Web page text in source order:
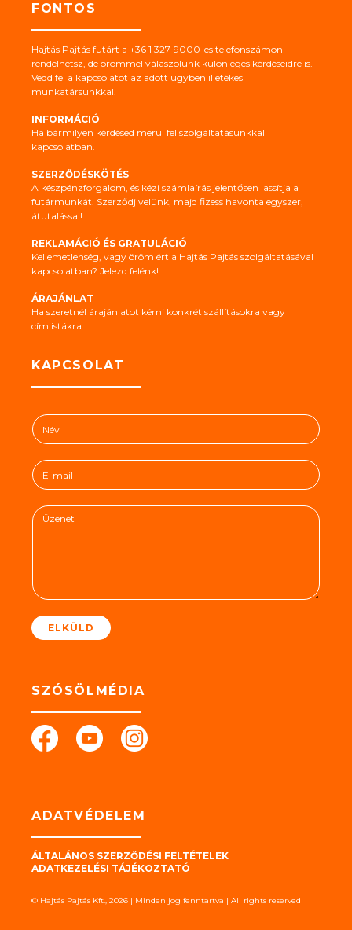
FONTOS
Hajtás Pajtás futárt a +36 1 327-9000-es telefonszámon
rendelhetsz, de örömmel válaszolunk különleges kérdéseidre is.
Vedd fel a kapcsolatot az adott ügyben illetékes
munkatársunkkal.
INFORMÁCIÓ
Ha bármilyen kérdésed merül fel szolgáltatásunkkal
kapcsolatban.
SZERZŐDÉSKÖTÉS
A készpénzforgalom, és kézi számlaírás jelentősen lassítja a
futármunkát. Szerződj velünk, majd fizess havonta egyszer,
átutalással!
REKLAMÁCIÓ ÉS GRATULÁCIÓ
Kellemetlenség, vagy öröm ért a Hajtás Pajtás szolgáltatásával
kapcsolatban? Jelezd felénk!
ÁRAJÁNLAT
Ha szeretnél árajánlatot kérni konkrét szállításokra vagy
címlistákra...
KAPCSOLAT
N
é
*E
-
a
Ü
t
ELKÜLD
SZÓSÖLMÉDIA
ADATVÉDELEM
ÁLTALÁNOS SZERZŐDÉSI FELTÉTELEK
ADATKEZELÉSI TÁJÉKOZTATÓ
© Hajtás Pajtás Kft., 2026 | Minden jog fenntartva | All rights reserved